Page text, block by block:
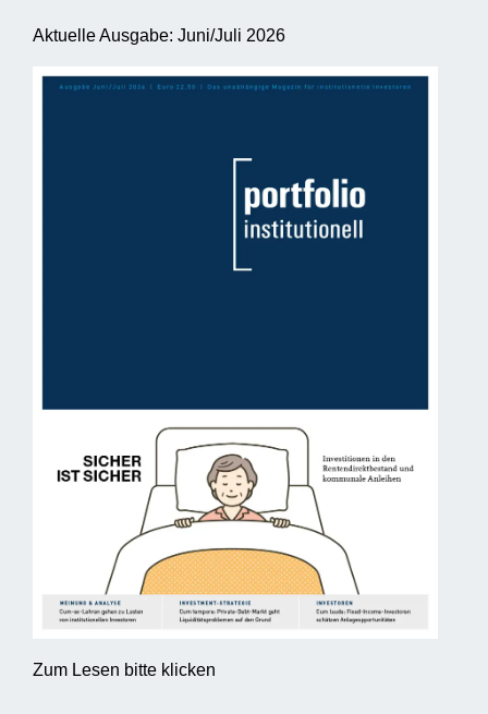
Aktuelle Ausgabe: Juni/Juli 2026
Zum Lesen bitte klicken